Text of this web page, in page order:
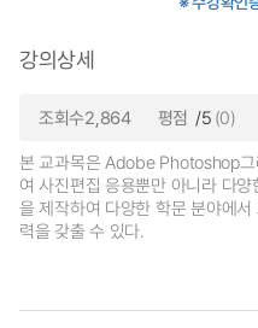
강의상세
조회수2,864 평점 /5 (0)
본 교과목은 Adobe Photoshop그
여 사진편집 응용뿐만 아니라 다
을 제작하여 다양한 학문 분야에
력을 갖출 수 있다.